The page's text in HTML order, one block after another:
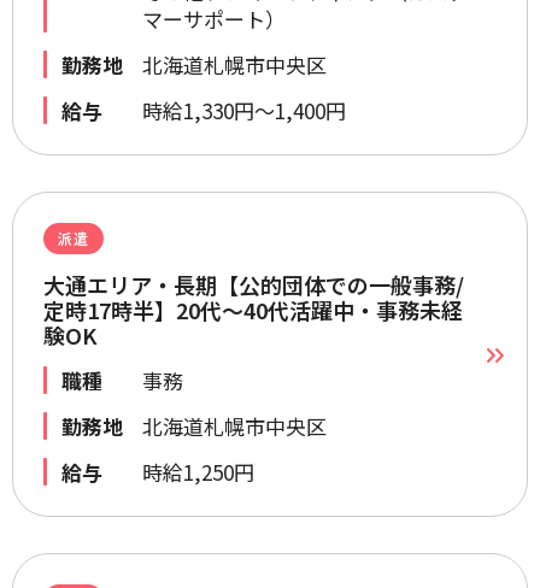
マーサポート）
勤務地
北海道札幌市中央区
給与
時給1,330円～1,400円
派遣
大通エリア・長期【公的団体での一般事務/
定時17時半】20代～40代活躍中・事務未経
験OK
職種
事務
勤務地
北海道札幌市中央区
給与
時給1,250円